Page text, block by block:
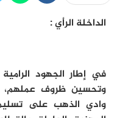
الداخلة الرأي :
في إطار الجهود
وتحسين ظروف عملهم،
وادي الذهب على